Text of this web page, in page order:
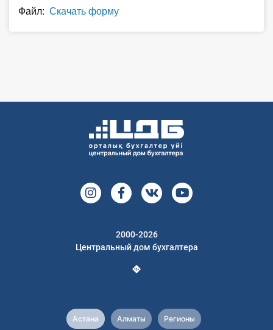
Файл: Скачать форму
2000-2026
Центральный дом бухгалтера
Астана Алматы Регионы